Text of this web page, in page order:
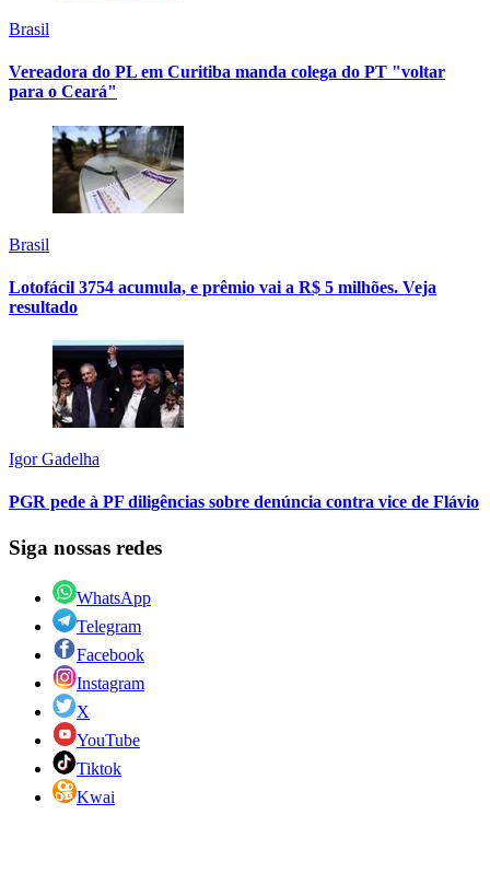
Brasil
Vereadora do PL em Curitiba manda colega do PT "voltar
para o Ceará"
Brasil
Lotofácil 3754 acumula, e prêmio vai a R$ 5 milhões. Veja
resultado
Igor Gadelha
PGR pede à PF diligências sobre denúncia contra vice de Flávio
Siga nossas redes
WhatsApp
Telegram
Facebook
Instagram
X
YouTube
Tiktok
Kwai